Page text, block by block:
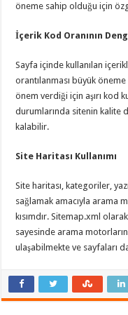
öneme sahip olduğu için
İçerik Kod Oranının
Sayfa içinde kullanılan
orantılanması büyük
önem verdiği için aşırı kod
durumlarında sitenin kalite
kalabilir.
Site Haritası Kullanımı
Site haritası, kategoriler,
sağlamak amacıyla arama
kısımdır. Sitemap.xml
sayesinde arama
ulaşabilmekte ve sayfaları